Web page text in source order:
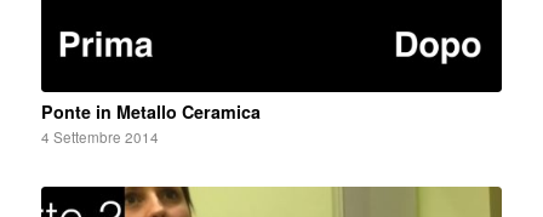
Ponte in Metallo Ceramica
4 Settembre 2014